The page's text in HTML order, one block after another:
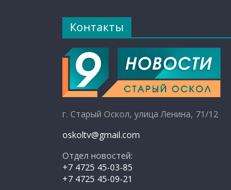
Контакты
г. Старый Оскол, улица Ленина, 71/12
oskoltv@gmail.com
Отдел новостей:
+7 4725 45-03-85
+7 4725 45-09-21